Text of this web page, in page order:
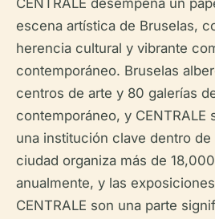
CENTRALE desempeña un
escena artística de Bruselas,
herencia cultural y vibrante
contemporáneo. Bruselas
centros de arte y 80 galerías
contemporáneo, y CENTRALE
una institución clave dentro de
ciudad organiza más de
anualmente, y las
CENTRALE son una parte